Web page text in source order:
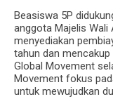
Beasiswa 5P
anggota Majelis Wali
menyediakan
tahun dan
Global Movement
Movement fokus
untuk mewujudkan